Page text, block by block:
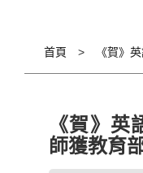
首頁
《賀》
師獲教育